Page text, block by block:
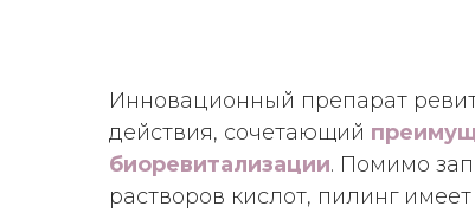
СПЕЦИАЛЬНЫЕ ЦЕНЫ НАНОВАКУТАН И
Инновационный препарат
действия, сочетающий
биоревитализации. Помимо
растворов кислот, пилинг